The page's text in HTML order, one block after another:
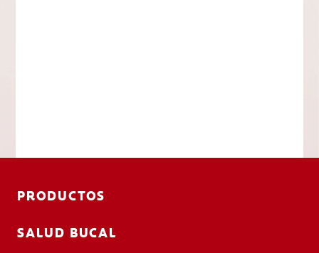
PRODUCTOS
SALUD BUCAL